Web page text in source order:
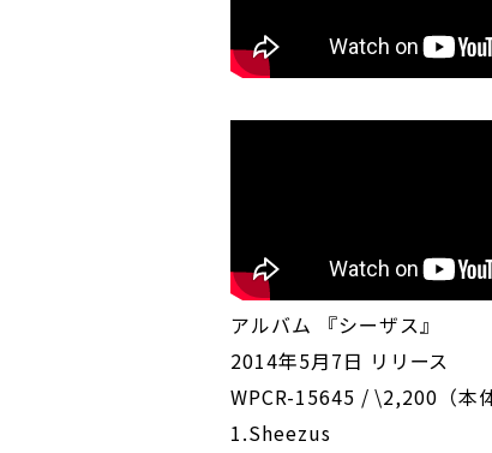
アルバム 『シーザス』
2014年5月7日 リリース
WPCR-15645 / \2,200（本
1.Sheezus